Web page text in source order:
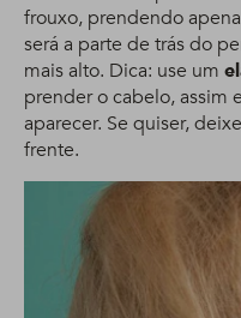
frouxo, prendendo
será a parte de trás do
mais alto. Dica: use um
prender o cabelo, assim
aparecer. Se quiser,
frente.